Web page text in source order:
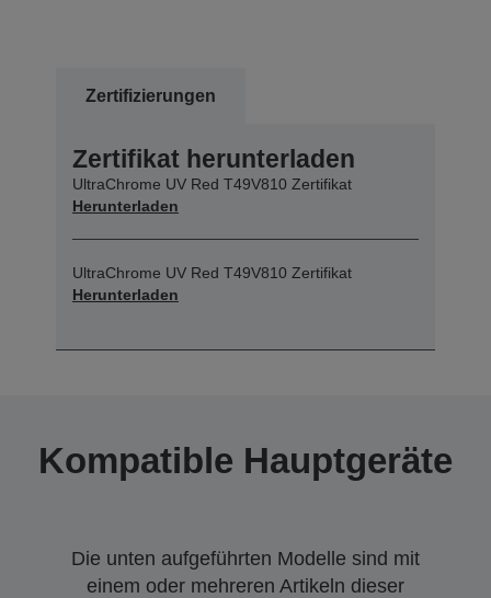
Zertifizierungen
Zertifikat herunterladen
UltraChrome UV Red T49V810 Zertifikat
Herunterladen
UltraChrome UV Red T49V810 Zertifikat
Herunterladen
Kompatible Hauptgeräte
Die unten aufgeführten Modelle sind mit
einem oder mehreren Artikeln dieser